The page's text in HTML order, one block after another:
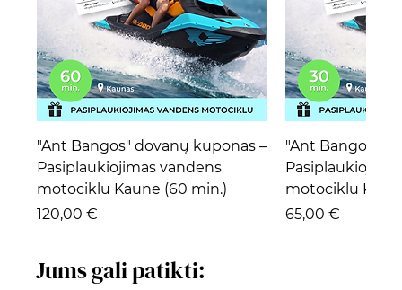
"Ant Bangos" dovanų kuponas –
Pasiplaukiojimas vandens
motociklu Kaune (60 min.)
Kaina
120,00 €
"Ant Bangos"
motociklu
Kaina
65,00 €
Jums gali patikti: